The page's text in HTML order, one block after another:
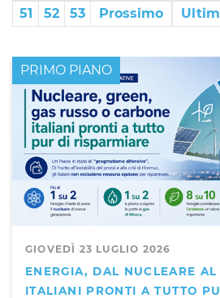
51 52 53 Prossimo
GIOVEDÌ 23 LUGLIO 2026
ENERGIA, DAL NUCLEARE AL
ITALIANI PRONTI A TUTTO
PRIMO PIANO